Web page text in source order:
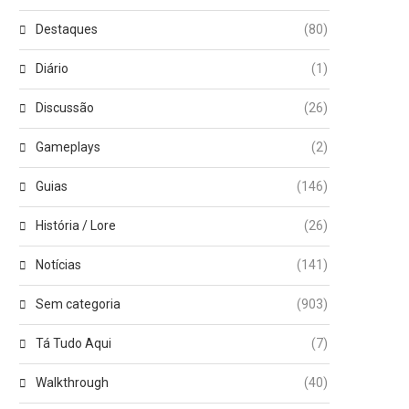
Destaques (80)
Diário (1)
Discussão (26)
Gameplays (2)
Guias (146)
História / Lore (26)
Notícias (141)
Sem categoria (903)
Tá Tudo Aqui (7)
Walkthrough (40)